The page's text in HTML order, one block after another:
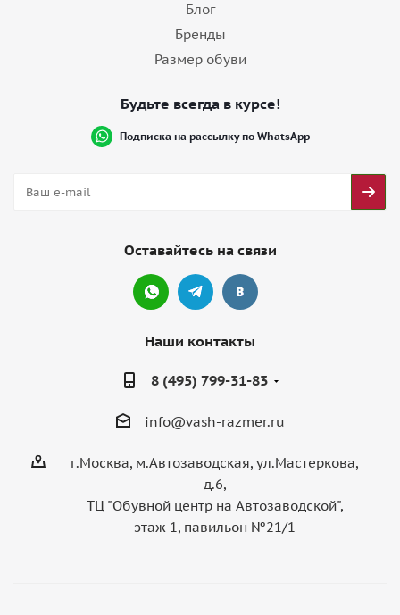
Блог
Бренды
Размер обуви
Будьте всегда в курсе!
Подписка на рассылку по WhatsApp
Оставайтесь на связи
Наши контакты
8 (495) 799-31-83
info@vash-razmer.ru
г.Москва, м.Автозаводская, ул.Мастеркова,
д.6,
ТЦ "Обувной центр на Автозаводской",
этаж 1, павильон №21/1